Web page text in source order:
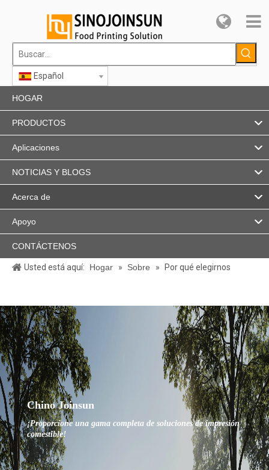
Español
HOGAR
PRODUCTOS
Aplicaciones
NOTICIAS Y BLOGS
Acerca de
Apoyo
CONTÁCTENOS
Usted está aquí: Hogar » Sobre » Por qué elegirnos
Chino Joinsun
¡Proporcione una gama completa de soluciones de impresión
comestible!